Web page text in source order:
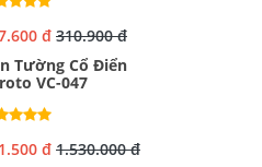
đ 310.900 đ
Tường Cổ Điển
VC-047
đ 1.530.000 đ